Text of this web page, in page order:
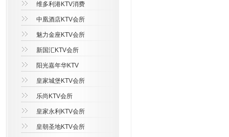
维多利港KTV消费
中凰酒店KTV会所
魅力金座KTV会所
新国汇KTV会所
阳光嘉年华KTV
皇家城堡KTV会所
乐尚KTV会所
皇家永利KTV会所
皇朝圣地KTV会所